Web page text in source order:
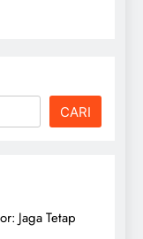
CARI
Jaga Tetap